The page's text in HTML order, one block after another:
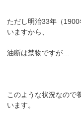
ただし明治33年（
いますから、
油断は禁物ですが…
このような状況なので
います。